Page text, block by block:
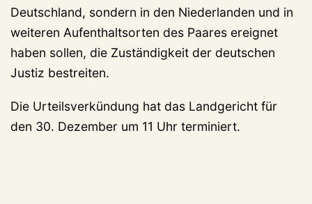
Deutschland, sondern in den Niederlanden und in
weiteren Aufenthaltsorten des Paares ereignet
haben sollen, die Zuständigkeit der deutschen
Justiz bestreiten.
Die Urteilsverkündung hat das Landgericht für
den 30. Dezember um 11 Uhr terminiert.